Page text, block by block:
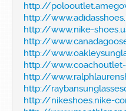
http://
http://
http://www.nike-
http://
http://
http://www.coachoutlet-
http://
http://
http://nikeshoes.nike-